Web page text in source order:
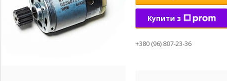
Купити з
+380 (96) 807-23-36